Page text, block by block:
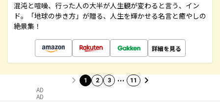
混沌と喧噪、行った人の大半が人生観が変わると言う、イン
ド。「地球の歩き方」が贈る、人生を輝かせる名言と癒やしの
絶景集！
詳細を見る
1 2 3 … 11
AD
AD